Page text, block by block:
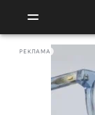
РЕКЛАМА